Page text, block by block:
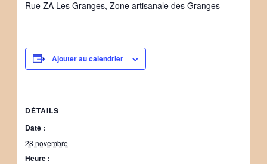
Rue ZA Les Granges, Zone artisanale des Granges
Ajouter au calendrier
DÉTAILS
Date :
28 novembre
Heure :